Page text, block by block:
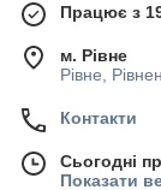
Працює з
м. Рівне
Рівне,
Контакти
Сьогодні
Показати